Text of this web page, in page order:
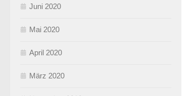
Juni 2020
Mai 2020
April 2020
März 2020